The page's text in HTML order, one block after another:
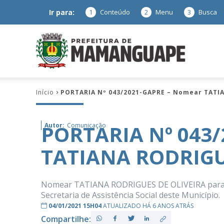
Ir para: 1 Conteúdo 2 Menu 3 Busca
Mamanguape
–
Início PORTARIA Nº 043/2021-GAPRE – Nomear
Autor: Comunicação
PORTARIA Nº
TATIANA
Nomear TATIANA RODRIGUES DE OLIVEIRA
Secretaria de Assistência Social deste Município.
04/01/2021 15H04ATUALIZADO HÁ 6 ANOS ATRÁS
Compartilhe: